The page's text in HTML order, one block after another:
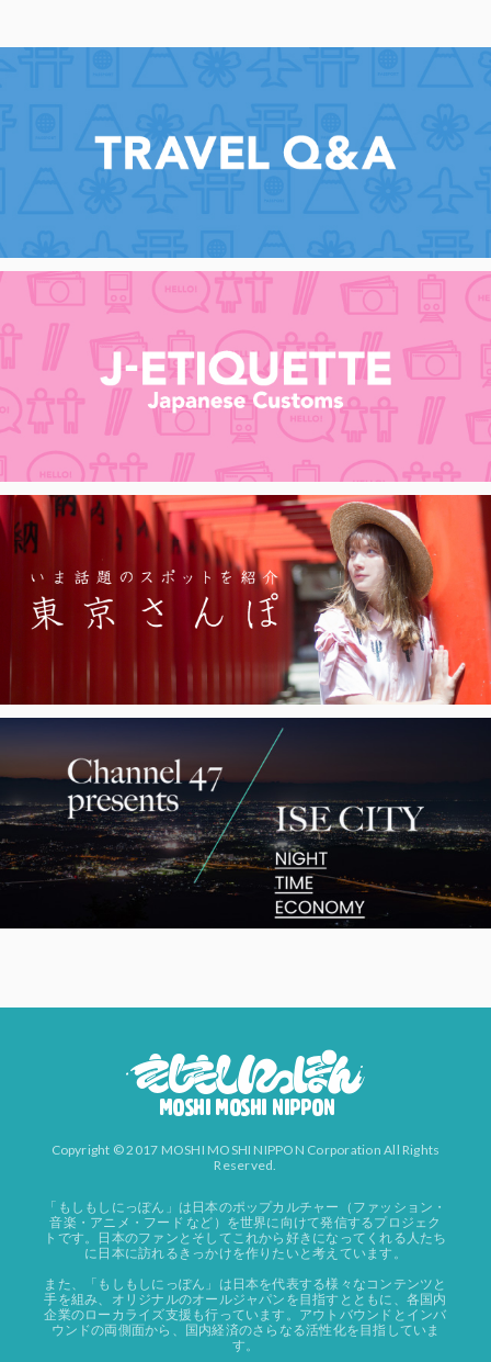
Copyright © 2017 MOSHI MOSHI NIPPON Corporation All Rights
Reserved.
「もしもしにっぽん」は日本のポップカルチャー（ファッション・
音楽・アニメ・フード など）を世界に向けて発信するプロジェク
トです。日本のファンとそしてこれから好きになってくれる人たち
に日本に訪れるきっかけを作りたいと考えています。
また、「もしもしにっぽん」は日本を代表する様々なコンテンツと
手を組み、オリジナルのオールジャパンを目指すとともに、各国内
企業のローカライズ支援も行っています。アウトバウンドとインバ
ウンドの両側面から、国内経済のさらなる活性化を目指していま
す。